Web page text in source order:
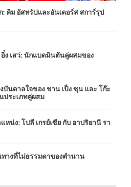
คิม อัสทรัปและอันเดอร์ส สการ์รุป
ง เสว่: นักแบดมินตันคู่ผสมของ
บันดาลใจของ ชาน เป็ง ซุน และ โก๊ะ
ประเภทคู่ผสม
น่ง: โปลี เกรย์เซีย กับ อาปริยานี รา
ทางที่ไม่ธรรมดาของตำนาน